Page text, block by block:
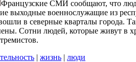
Французские СМИ сообщают, что
выходные военнослужащие из
в северные кварталы города.
Сотни людей, которые живут в
| жизнь | люди